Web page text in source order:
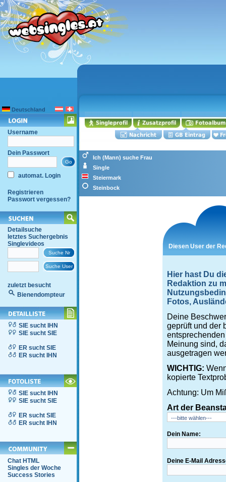
Deutschland
Username
Dein Passwort
automat. Login
Registrieren
Passwort vergessen?
Detailsuche
letztes Suchergebnis
Singlevideos
zuletzt besucht
Bienendompteur
SIE sucht IHN
SIE sucht SIE
ER sucht SIE
ER sucht IHN
SIE sucht IHN
SIE sucht SIE
ER sucht SIE
ER sucht IHN
Chat HTML
Singles der Woche
Success Stories
Ich (Mann) suche Frau
Single
Steiermark
Steinbock
Diesen User der
Hier hast Du
Redaktion zu
Fotos,
Deine
geprüft und der
Meinung sind,
ausgetragen
WICHTIG:
kopierte
Achtung: Um
Art der
Dein Name:
Deine E-Mail